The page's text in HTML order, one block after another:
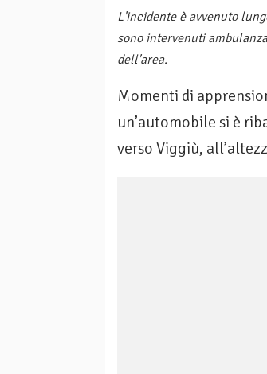
L'incidente è avvenuto
sono intervenuti
dell'area.
Momenti di
un’automobile si è
verso Viggiù,